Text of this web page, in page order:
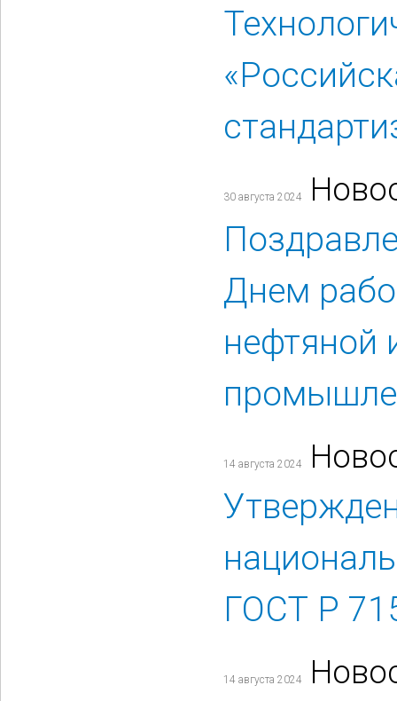
30 августа 2024
Днем
нефтяной
14 августа 2024
ГОСТ Р
14 августа 2024